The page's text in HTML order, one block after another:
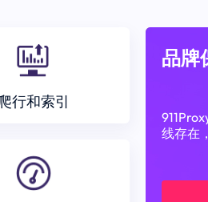
行和索引
品牌
线存在